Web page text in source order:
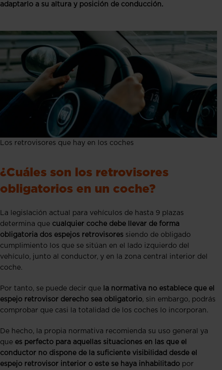
adaptarlo a su altura y posición de conducción.
Los retrovisores que hay en los coches
¿Cuáles son los retrovisores
obligatorios en un coche?
La legislación actual para vehículos de hasta 9 plazas
determina que cualquier coche debe llevar de forma
obligatoria dos espejos retrovisores siendo de obligado
cumplimiento los que se sitúan en el lado izquierdo del
vehículo, junto al conductor, y en la zona central interior del
coche.
Por tanto, se puede decir que
la normativa no establece que el
espejo retrovisor derecho sea obligatorio, sin embargo, podrás
comprobar que casi la totalidad de los coches lo incorporan.
De hecho, la propia normativa recomienda su uso general ya
que es perfecto para aquellas situaciones en las que el
conductor no dispone de la suficiente visibilidad desde el
espejo retrovisor interior o este se haya inhabilitado por